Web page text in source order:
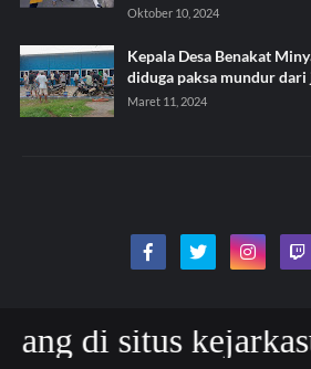
Oktober 10, 2024
Kepala Desa Benakat
diduga paksa mundur dari
Maret 11, 2024
situs